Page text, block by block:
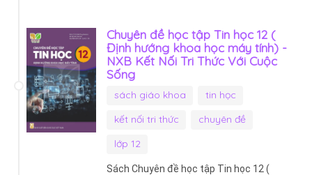
Chuyên đề học tập Tin học 12 (
Định hướng khoa học máy tính) -
NXB Kết Nối Tri Thức Với Cuộc
Sống
sách giáo khoa
tin học
kết nối tri thức
chuyên đề
lớp 12
Sách Chuyên đề học tập Tin học 12 (